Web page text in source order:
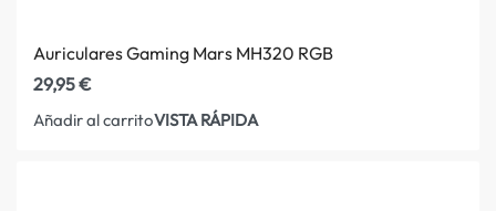
Auriculares Gaming Mars MH320 RGB
29,95€
Añadir al carritoVISTA RÁPIDA